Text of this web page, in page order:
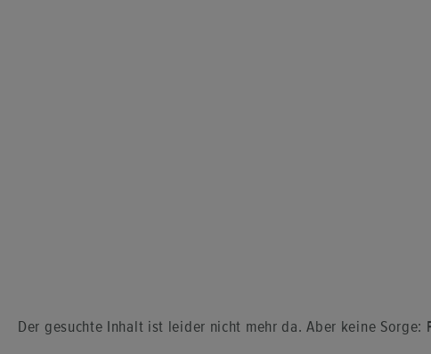
Der ge­such­te In­halt ist lei­der nicht mehr da. Aber keine